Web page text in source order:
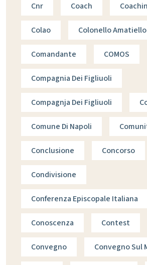
Cnr Coach
Colao Colonello Amatiello
Comandante COMOS
Compagnia Dei Figliuoli
Compagnja Dei Figliuoli
Comune Di Napoli
Conclusione Concorso
Condivisione
Conferenza Episcopale Italiana
Conoscenza Contest
Convegno Convegno Sul